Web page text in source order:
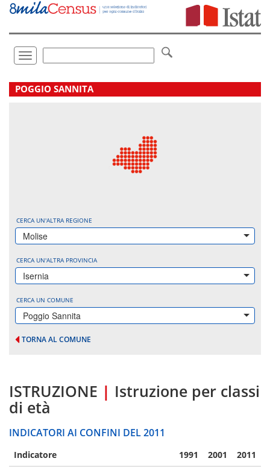
Vai
direttamente
Toggle
navigation
.
POGGIO SANNITA
CERCA UN'ALTRA REGIONE
Molise
CERCA UN'ALTRA PROVINCIA
Isernia
CERCA UN COMUNE
Poggio Sannita
TORNA AL COMUNE
ISTRUZIONE | Istruzione per classi
di età
INDICATORI AI CONFINI DEL 2011
Indicatore 1991 2001 2011